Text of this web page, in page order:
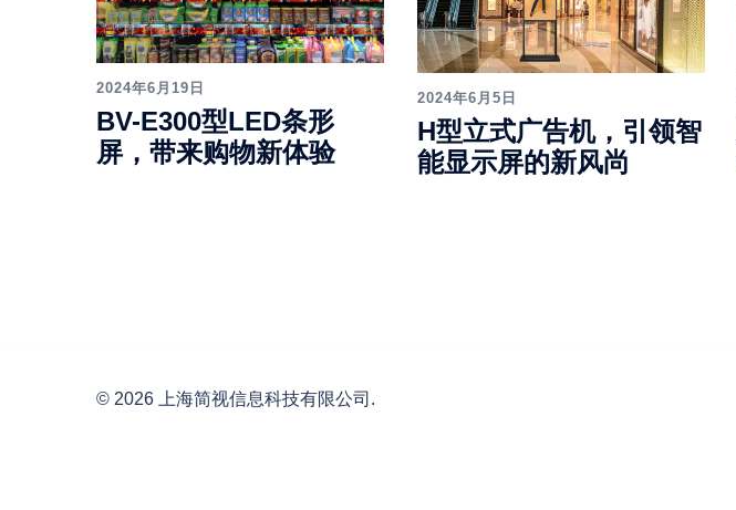
2024年6月19日
BV-E300型LED条形
屏，带来购物新体验
2024年6月5日
H型立式广告机，引领智
能显示屏的新风尚
© 2026 上海简视信息科技有限公司.